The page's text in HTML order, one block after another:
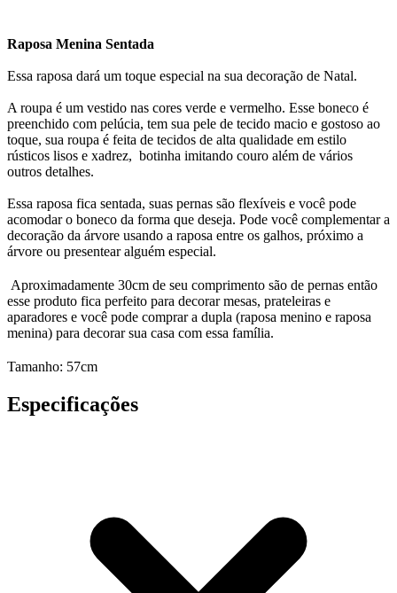
Raposa Menina Sentada
Essa raposa dará um toque especial na sua decoração de Natal.
A roupa é um vestido nas cores verde e vermelho. Esse boneco é
preenchido com pelúcia, tem sua pele de tecido macio e gostoso ao
toque, sua roupa é feita de tecidos de alta qualidade em estilo
rústicos lisos e xadrez, botinha imitando couro além de vários
outros detalhes.
Essa raposa fica sentada, suas pernas são flexíveis e você pode
acomodar o boneco da forma que deseja. Pode você complementar a
decoração da árvore usando a raposa entre os galhos, próximo a
árvore ou presentear alguém especial.
Aproximadamente 30cm de seu comprimento são de pernas então
esse produto fica perfeito para decorar mesas, prateleiras e
aparadores e você pode comprar a dupla (raposa menino e raposa
menina) para decorar sua casa com essa família.
Tamanho: 57cm
Especificações